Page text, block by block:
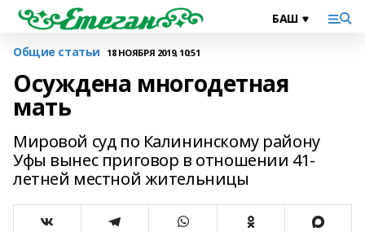
Общие статьи 18 НОЯБРЯ 2019, 10:51
Осуждена многодетная
мать
Мировой суд по Калининскому району
Уфы вынес приговор в отношении 41-
летней местной жительницы